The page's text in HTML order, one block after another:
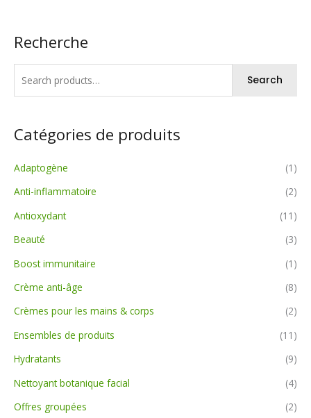
Recherche
Search
Catégories de produits
Adaptogène
(1)
Anti-inflammatoire
(2)
Antioxydant
(11)
Beauté
(3)
Boost immunitaire
(1)
Crème anti-âge
(8)
Crèmes pour les mains & corps
(2)
Ensembles de produits
(11)
Hydratants
(9)
Nettoyant botanique facial
(4)
Offres groupées
(2)